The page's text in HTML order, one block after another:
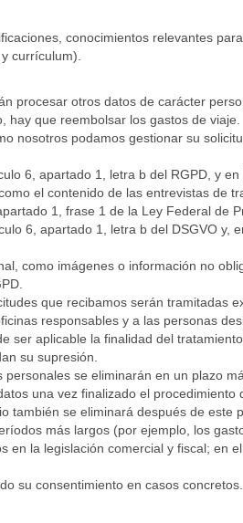
conocimientos relevantes
currículum).
procesar otros datos de carácter
que reembolsar los gastos de viaje.
nosotros podamos gestionar su
6, apartado 1, letra b del RGPD, y
el contenido de las entrevistas de
1, frase 1 de la Ley Federal de
6, apartado 1, letra b del DSGVO y,
como imágenes o información no
que recibamos serán tramitadas
responsables y a las personas
ser aplicable la finalidad del
su supresión.
se eliminarán en un plazo
una vez finalizado el
también se eliminará después de este
más largos (por ejemplo, los
la legislación comercial y fiscal; en
su consentimiento en casos